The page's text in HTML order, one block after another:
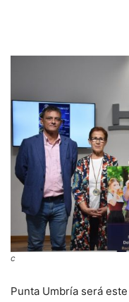
c
Punta Umbría será